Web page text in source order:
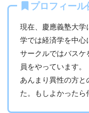
プロフィール
現在、慶應義塾大学
学では経済学を中心
サークルではバスケ
員をやっています。
あんまり異性の方と
た。もしよかったら